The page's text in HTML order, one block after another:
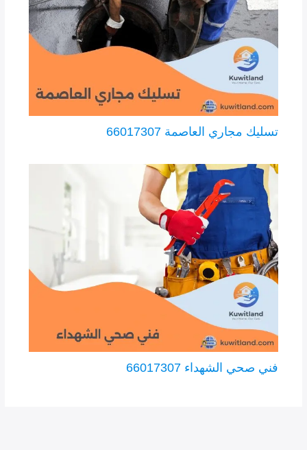
تسليك مجاري العاصمة 66017307
فني صحي الشهداء 66017307